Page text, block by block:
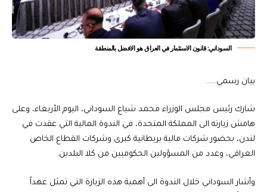
السوداني: قانون الاستثمار في العراق هو الافضل بالمنطقة
بيان رسمي……
شارك رئيس مجلس الوزراء محمد شياع السوداني، اليوم الأربعاء، وعلى
هامش زيارته الى المملكة المتحدة، في الندوة المالية التي عقدت في
لندن، بحضور شركات مالية بريطانية كبرى وشركات القطاع الخاص
العراقي، وعدد من المسؤولين الحكوميين من كلا البلدين.
وأشار السوداني خلال الندوة الى أهمية هذه الزيارة التي تمثل عهداً